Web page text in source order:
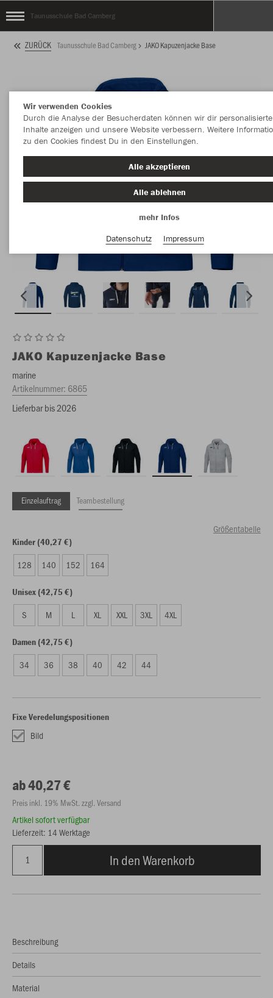
Taunusschule Bad Camberg
ZURÜCK Taunusschule Bad Camberg JAKO Kapuzenjacke Base
JAKO Kapuzenjacke Base
marine
Artikelnummer: 6865
Lieferbar bis 2026
Einzelauftrag Teambestellung
Größentabelle
Kinder (40,27 €)
128 140 152 164
Unisex (42,75 €)
S M L XL XXL 3XL 4XL
Damen (42,75 €)
34 36 38 40 42 44
Fixe Veredelungspositionen
Bild
ab 40,27 €
Preis inkl. 19% MwSt. zzgl. Versand
Artikel sofort verfügbar
Lieferzeit: 14 Werktage
In den Warenkorb
Beschreibung
Details
Material
Wir verwenden Cookies
Durch die Analyse der Besucherdaten können wir dir personalisierte
Inhalte anzeigen und unsere Website verbessern. Weitere
zu den Cookies findest Du in den Einstellungen.
Alle akzeptieren
Alle ablehnen
mehr Infos
Datenschutz
Impressum